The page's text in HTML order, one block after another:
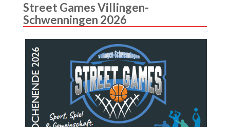
Street Games Villingen-
Schwenningen 2026